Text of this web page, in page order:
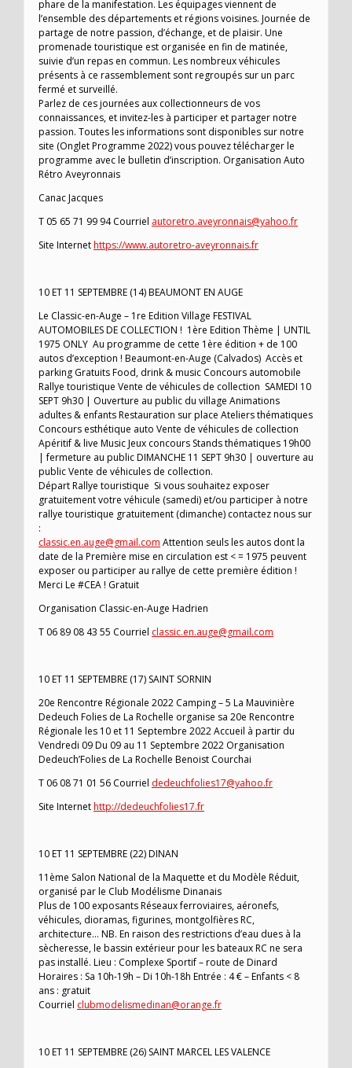
phare de la manifestation. Les équipages viennent de
l’ensemble des départements et régions voisines. Journée de
partage de notre passion, d’échange, et de plaisir. Une
promenade touristique est organisée en fin de matinée,
suivie d’un repas en commun. Les nombreux véhicules
présents à ce rassemblement sont regroupés sur un parc
fermé et surveillé.
Parlez de ces journées aux collectionneurs de vos
connaissances, et invitez-les à participer et partager notre
passion. Toutes les informations sont disponibles sur notre
site (Onglet Programme 2022) vous pouvez télécharger le
programme avec le bulletin d’inscription. Organisation Auto
Rétro Aveyronnais
Canac Jacques
T 05 65 71 99 94 Courriel autoretro.aveyronnais@yahoo.fr
Site Internethttps://www.autoretro-aveyronnais.fr
10 ET 11 SEPTEMBRE (14) BEAUMONT EN AUGE
Le Classic-en-Auge – 1re Edition Village FESTIVAL
AUTOMOBILES DE COLLECTION ! 1ère Edition Thème | UNTIL
1975 ONLY Au programme de cette 1ère édition + de 100
autos d’exception ! Beaumont-en-Auge (Calvados) Accès et
parking Gratuits Food, drink & music Concours automobile
Rallye touristique Vente de véhicules de collection SAMEDI 10
SEPT 9h30 | Ouverture au public du village Animations
adultes & enfants Restauration sur place Ateliers thématiques
Concours esthétique auto Vente de véhicules de collection
Apéritif & live Music Jeux concours Stands thématiques 19h00
| fermeture au public DIMANCHE 11 SEPT 9h30 | ouverture au
public Vente de véhicules de collection.
Départ Rallye touristique Si vous souhaitez exposer
gratuitement votre véhicule (samedi) et/ou participer à notre
rallye touristique gratuitement (dimanche) contactez nous sur
:
classic.en.auge@gmail.com Attention seuls les autos dont la
date de la Première mise en circulation est < = 1975 peuvent
exposer ou participer au rallye de cette première édition !
Merci Le #CEA ! Gratuit
Organisation Classic-en-Auge Hadrien
T 06 89 08 43 55 Courriel classic.en.auge@gmail.com
10 ET 11 SEPTEMBRE (17) SAINT SORNIN
20e Rencontre Régionale 2022 Camping – 5 La Mauvinière
Dedeuch Folies de La Rochelle organise sa 20e Rencontre
Régionale les 10 et 11 Septembre 2022 Accueil à partir du
Vendredi 09 Du 09 au 11 Septembre 2022 Organisation
Dedeuch’Folies de La Rochelle Benoist Courchai
T 06 08 71 01 56 Courriel dedeuchfolies17@yahoo.fr
Site Internethttp://dedeuchfolies17.fr
10 ET 11 SEPTEMBRE (22) DINAN
11ème Salon National de la Maquette et du Modèle Réduit,
organisé par le Club Modélisme Dinanais
Plus de 100 exposants Réseaux ferroviaires, aéronefs,
véhicules, dioramas, figurines, montgolfières RC,
architecture… NB. En raison des restrictions d’eau dues à la
sècheresse, le bassin extérieur pour les bateaux RC ne sera
pas installé. Lieu : Complexe Sportif – route de Dinard
Horaires : Sa 10h-19h – Di 10h-18h Entrée : 4 € – Enfants < 8
ans : gratuit
Courriel clubmodelismedinan@orange.fr
10 ET 11 SEPTEMBRE (26) SAINT MARCEL LES VALENCE